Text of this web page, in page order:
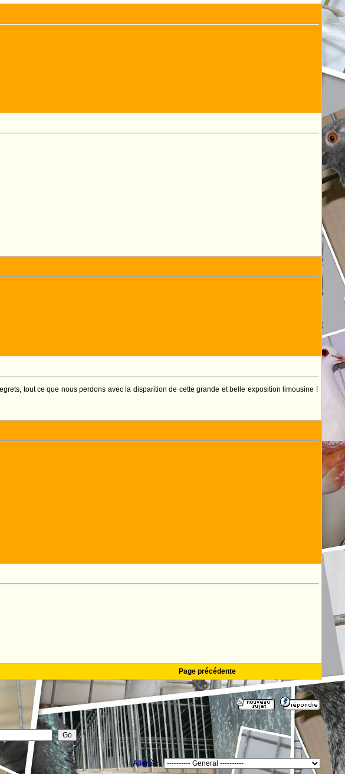
tout ce que nous perdons avec la disparition de cette grande et belle exposition limousine !
Page précédente
Aller à :